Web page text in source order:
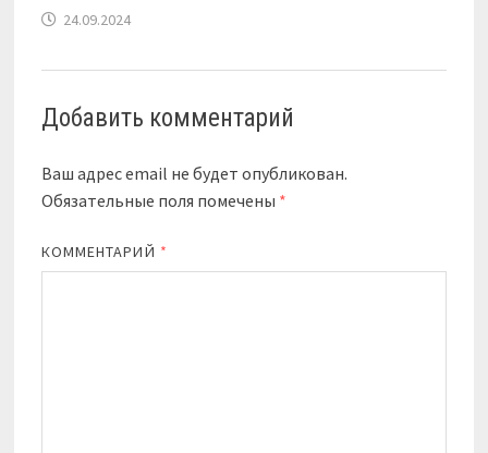
24.09.2024
Добавить комментарий
Ваш адрес email не будет опубликован.
Обязательные поля помечены *
КОММЕНТАРИЙ *